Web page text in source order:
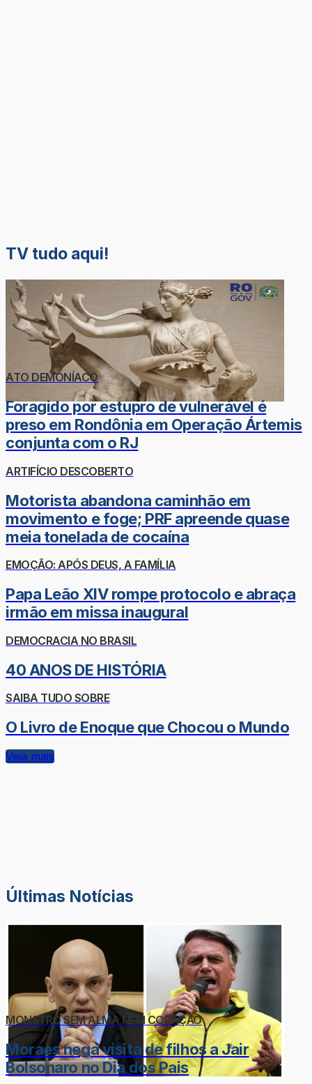
TV tudo aqui!
ATO DEMONÍACO
Foragido por estupro de vulnerável é
preso em Rondônia em Operação Ártemis
conjunta com o RJ
ARTIFÍCIO DESCOBERTO
Motorista abandona caminhão em
movimento e foge; PRF apreende quase
meia tonelada de cocaína
EMOÇÃO: APÓS DEUS, A FAMÍLIA
Papa Leão XIV rompe protocolo e abraça
irmão em missa inaugural
DEMOCRACIA NO BRASIL
40 ANOS DE HISTÓRIA
SAIBA TUDO SOBRE
O Livro de Enoque que Chocou o Mundo
Veja mais
Últimas Notícias
MONSTRO SEM ALMA NEM CORAÇÃO
Moraes nega visita de filhos a Jair
Bolsonaro no Dia dos Pais